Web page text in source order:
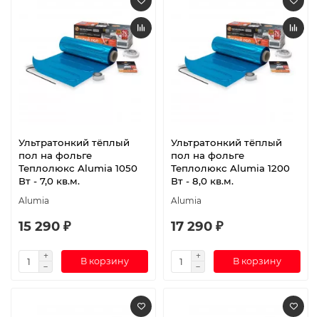
Ультратонкий тёплый
пол на фольге
Теплолюкс Alumia 1050
Вт - 7,0 кв.м.
Alumia
15 290 ₽
В корзину
Ультратонкий тёплый
пол на фольге
Теплолюкс Alumia 1200
Вт - 8,0 кв.м.
Alumia
17 290 ₽
В корзину